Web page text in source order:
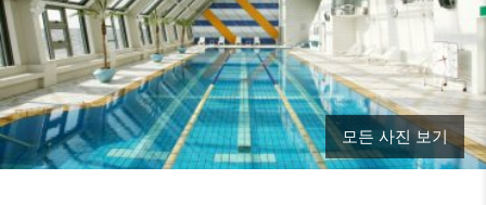
모든 사진 보기